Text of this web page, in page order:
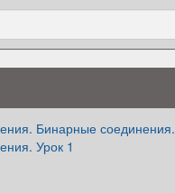
Бинарные соединения.
Урок 1